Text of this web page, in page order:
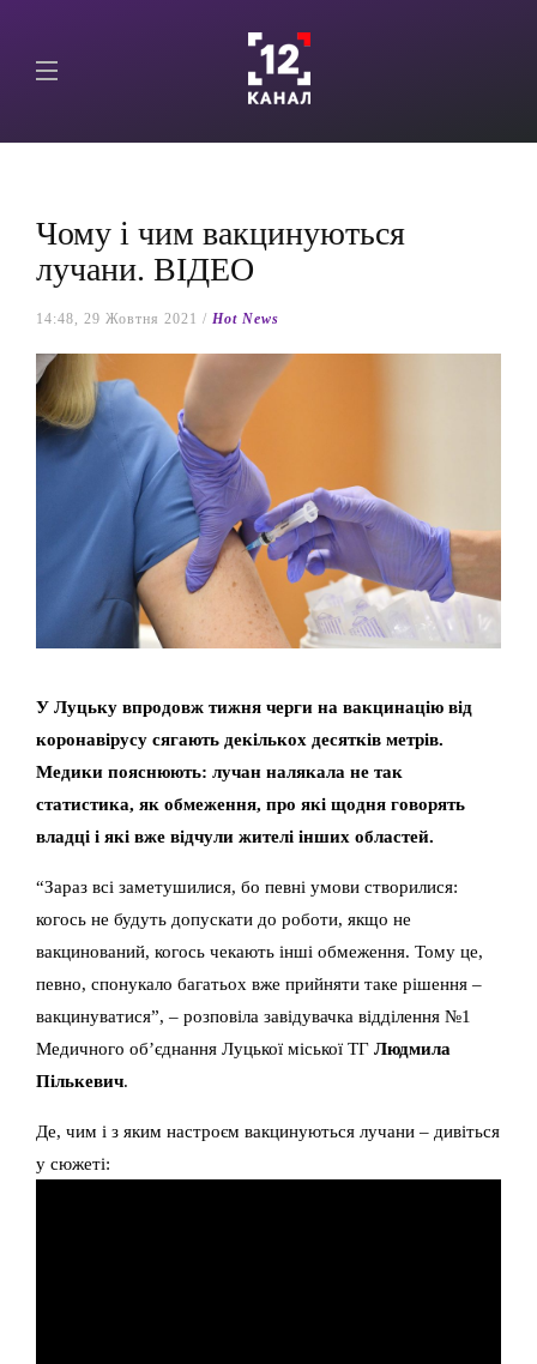
Чому і чим вакцинуються
лучани. ВІДЕО
14:48, 29 Жовтня 2021 / Hot News
У Луцьку впродовж тижня черги на вакцинацію від
коронавірусу сягають декількох десятків метрів.
Медики пояснюють: лучан налякала не так
статистика, як обмеження, про які щодня говорять
владці і які вже відчули жителі інших областей.
“Зараз всі заметушилися, бо певні умови створилися:
когось не будуть допускати до роботи, якщо не
вакцинований, когось чекають інші обмеження. Тому це,
певно, спонукало багатьох вже прийняти таке рішення –
вакцинуватися”, – розповіла завідувачка відділення №1
Медичного об’єднання Луцької міської ТГ Людмила
Пількевич.
Де, чим і з яким настроєм вакцинуються лучани – дивіться
у сюжеті: